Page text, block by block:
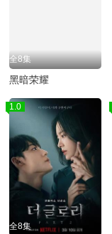
全8集
黑暗荣耀
1.0
全8集